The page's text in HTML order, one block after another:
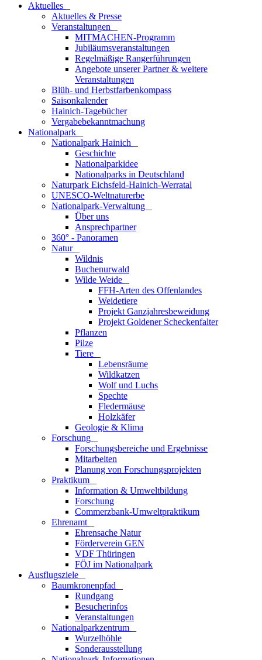
Aktuelles
Aktuelles & Presse
Veranstaltungen
MITMACHEN-Programm
Jubiläumsveranstaltungen
Regelmäßige Rangerführungen
Angebote unserer Partner & weitere
Veranstaltungen
Blüh- und Herbstfarbenkompass
Saisonkalender
Hainich-Tagebücher
Vergabebekanntmachung
National­park
Nationalpark Hainich
Geschichte
Nationalparkidee
Nationalparks in Deutschland
Naturpark Eichsfeld-Hainich-Werratal
UNESCO-Weltnaturerbe
Nationalpark-Verwaltung
Über uns
Ansprechpartner
360° - Panoramen
Natur
Wildnis
Buchenurwald
Wilde Weide
FFH-Arten des Offenlandes
Weidetiere
Projekt Ganzjahresbeweidung
Projekt Goldener Scheckenfalter
Pflanzen
Pilze
Tiere
Lebensräume
Wildkatzen
Wolf und Luchs
Spechte
Fledermäuse
Holzkäfer
Geologie & Klima
Forschung
Forschungsbereiche und Ergebnisse
Mitarbeiten
Planung von Forschungsprojekten
Praktikum
Information & Umweltbildung
Forschung
Commerzbank-Umweltpraktikum
Ehrenamt
Ehrensache Natur
Förderverein GEN
VDF Thüringen
FÖJ im Nationalpark
Ausflugs­ziele
Baumkronenpfad
Rundgang
Besucherinfos
Veranstaltungen
Nationalparkzentrum
Wurzelhöhle
Sonderausstellung